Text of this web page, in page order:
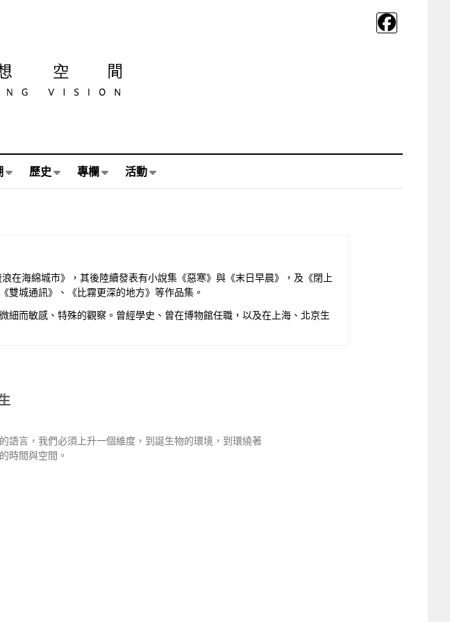
歷史 專欄 活動
在海綿城市》，其後陸續發表有小說集《惡寒》與《末日早晨》，及《閉上
雙城通訊》、《比霧更深的地方》等作品集。
而敏感、特殊的觀察。曾經學史、曾在博物館任職，以及在上海、北京生
語言，我們必須上升一個維度，到誕生物的環境，到環繞著
時間與空間。